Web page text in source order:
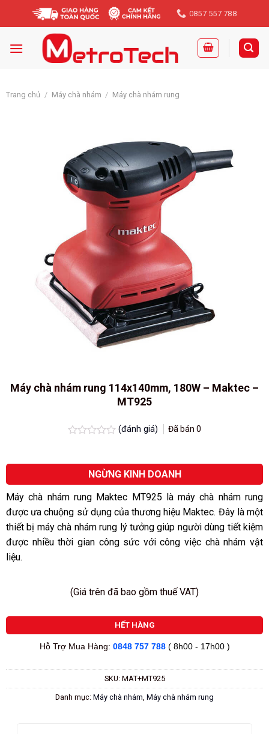
0857 557 788
Trang chủ / Máy chà nhám / Máy chà nhám rung
Máy chà nhám rung 114x140mm, 180W – Maktec –
MT925
hạng
(đánh giá) Đã bán0
NGỪNG KINH DOANH
Máy chà nhám rung Maktec MT925 là máy chà nhám rung
được ưa chuộng sử dụng của thương hiệu Maktec. Đây là một
thiết bị máy chà nhám rung lý tưởng giúp người dùng tiết kiệm
được nhiều thời gian công sức với công việc chà nhám vật
liệu.
(Giá trên đã bao gồm thuế VAT)
HẾT HÀNG
Hỗ Trợ Mua Hàng: 0848 757 788 ( 8h00 - 17h00 )
SKU: MAT+MT925
Danh mục: Máy chà nhám, Máy chà nhám rung